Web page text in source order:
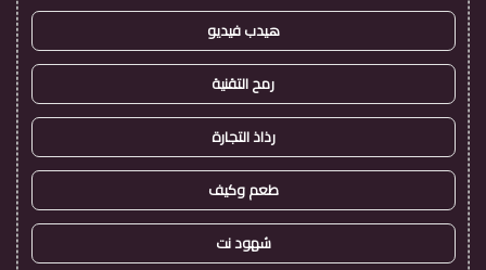
هيدب فيديو
رمح التقنية
رذاذ التجارة
طعم وكيف
شهود نت